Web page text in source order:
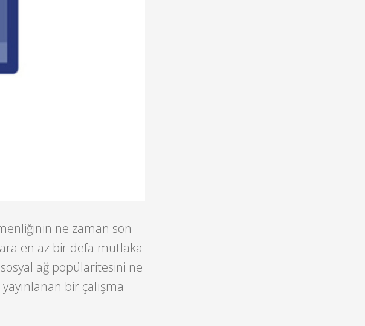
ne zaman son
en az bir defa mutlaka
ağ popülaritesini ne
bir çalışma